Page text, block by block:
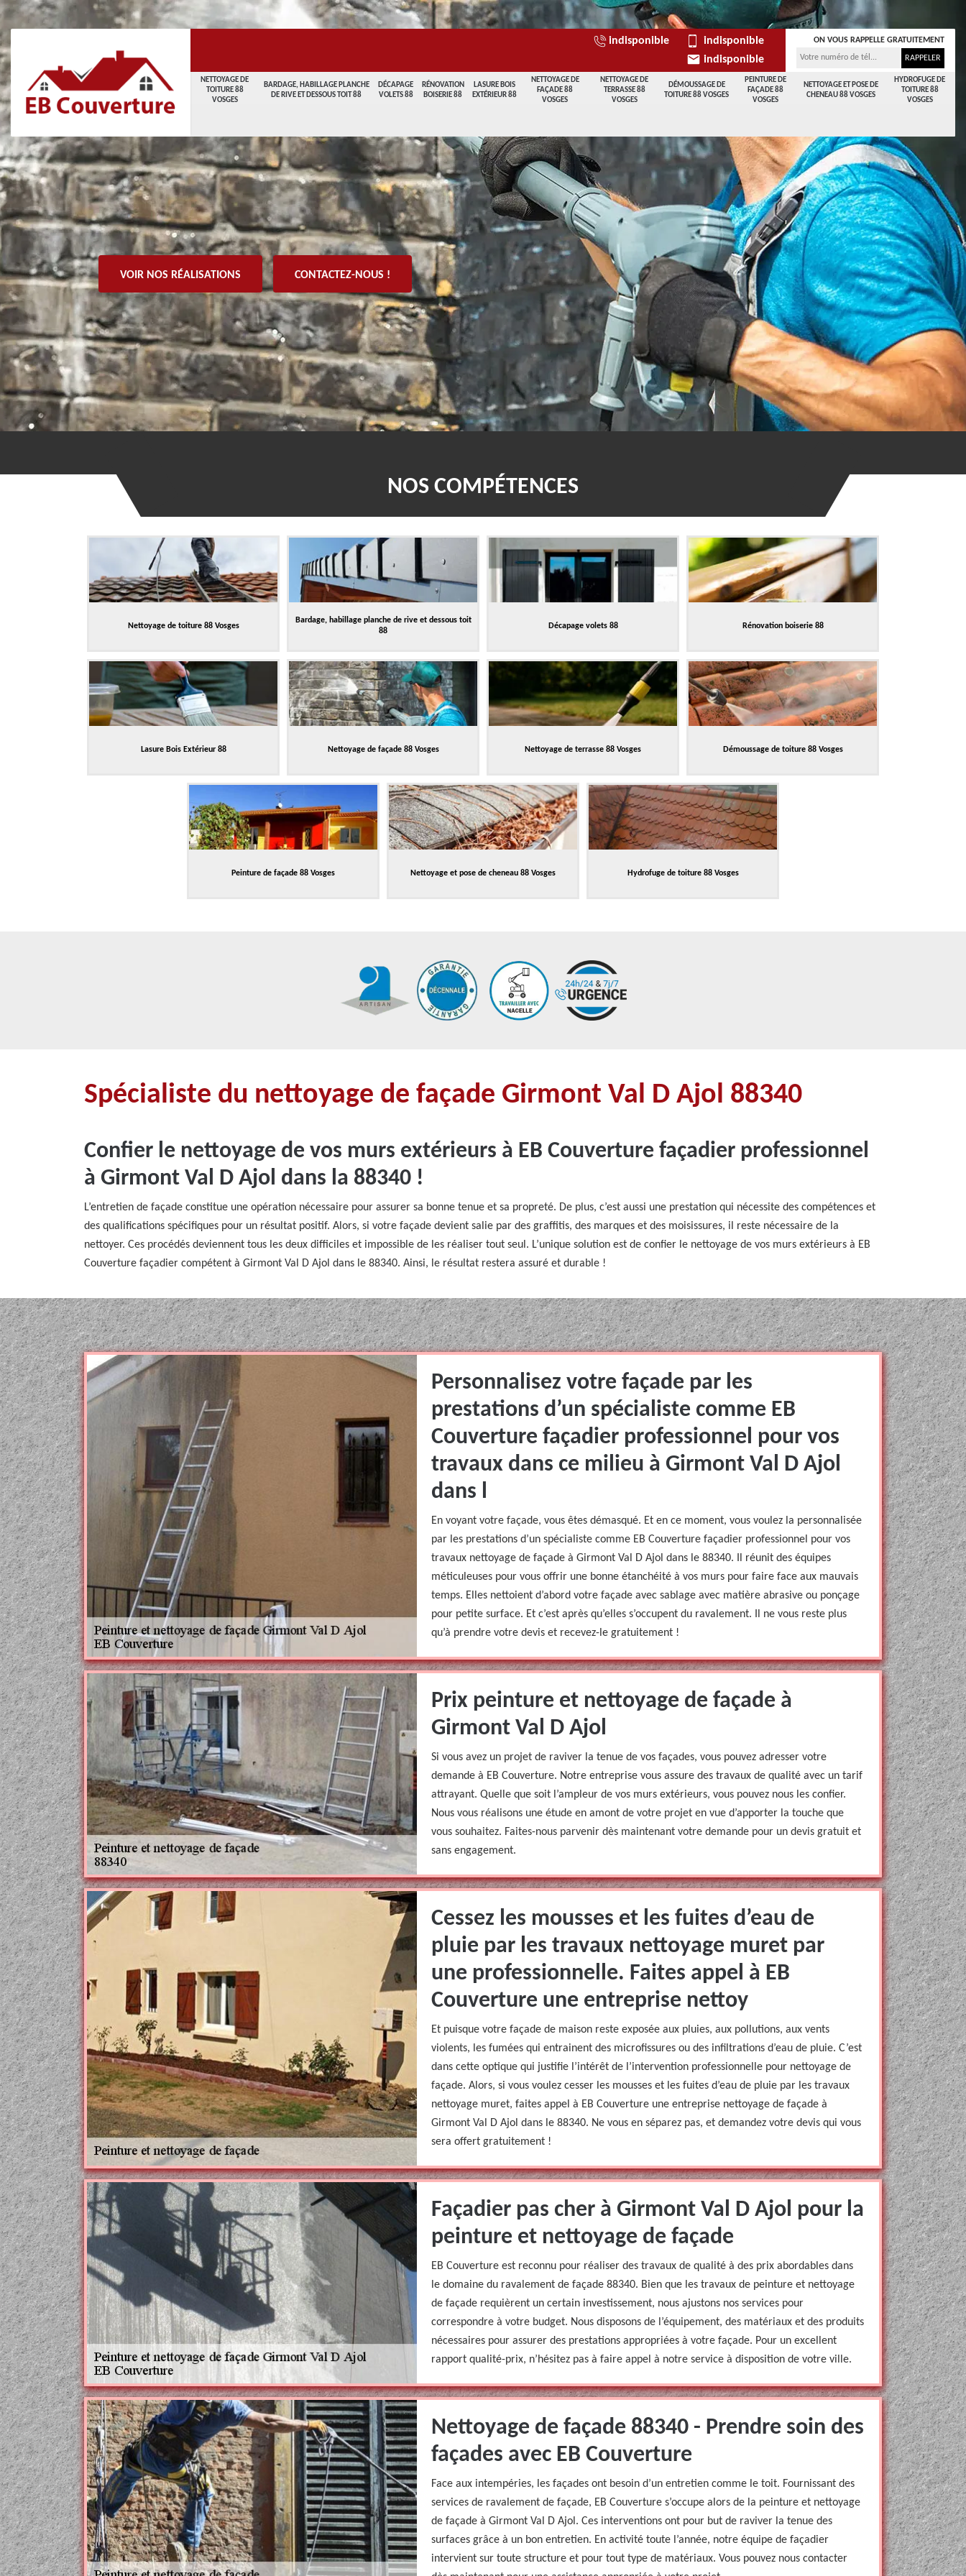
NETTOYAGE DE
TOITURE 88
VOSGES
BARDAGE, HABILLAGE PLANCHE
DE RIVE ET DESSOUS TOIT 88
DÉCAPAGE
VOLETS 88
RÉNOVATION
BOISERIE 88
LASURE BOIS
EXTÉRIEUR 88
NETTOYAGE DE
FAÇADE 88
VOSGES
NETTOYAGE DE
TERRASSE 88
VOSGES
DÉMOUSSAGE DE
TOITURE 88 VOSGES
PEINTURE DE
FAÇADE 88
VOSGES
NETTOYAGE ET POSE DE
CHENEAU 88 VOSGES
HYDROFUGE DE
TOITURE 88
VOSGES
indisponible
indisponible
indisponible
ON VOUS RAPPELLE GRATUITEMENT
VOIR NOS RÉALISATIONS CONTACTEZ-NOUS !
NOS COMPÉTENCES
Nettoyage de toiture 88 Vosges
Bardage, habillage planche de rive et dessous toit
88
Décapage volets 88 Rénovation boiserie 88
Lasure Bois Extérieur 88 Nettoyage de façade 88 Vosges Nettoyage de terrasse 88 Vosges Démoussage de toiture 88 Vosges
Peinture de façade 88 Vosges Nettoyage et pose de cheneau 88 Vosges Hydrofuge de toiture 88 Vosges
Spécialiste du nettoyage de façade Girmont Val D Ajol 88340
Confier le nettoyage de vos murs extérieurs à EB Couverture façadier professionnel
à Girmont Val D Ajol dans la 88340 !
L’entretien de façade constitue une opération nécessaire pour assurer sa bonne tenue et sa propreté. De plus, c’est aussi une prestation qui nécessite des compétences et
des qualifications spécifiques pour un résultat positif. Alors, si votre façade devient salie par des graffitis, des marques et des moisissures, il reste nécessaire de la
nettoyer. Ces procédés deviennent tous les deux difficiles et impossible de les réaliser tout seul. L’unique solution est de confier le nettoyage de vos murs extérieurs à EB
Couverture façadier compétent à Girmont Val D Ajol dans le 88340. Ainsi, le résultat restera assuré et durable !
Personnalisez votre façade par les
prestations d’un spécialiste comme EB
Couverture façadier professionnel pour vos
travaux dans ce milieu à Girmont Val D Ajol
dans l
En voyant votre façade, vous êtes démasqué. Et en ce moment, vous voulez la personnalisée
par les prestations d’un spécialiste comme EB Couverture façadier professionnel pour vos
travaux nettoyage de façade à Girmont Val D Ajol dans le 88340. Il réunit des équipes
méticuleuses pour vous offrir une bonne étanchéité à vos murs pour faire face aux mauvais
temps. Elles nettoient d’abord votre façade avec sablage avec matière abrasive ou ponçage
pour petite surface. Et c’est après qu’elles s’occupent du ravalement. Il ne vous reste plus
qu’à prendre votre devis et recevez-le gratuitement !
Prix peinture et nettoyage de façade à
Girmont Val D Ajol
Si vous avez un projet de raviver la tenue de vos façades, vous pouvez adresser votre
demande à EB Couverture. Notre entreprise vous assure des travaux de qualité avec un tarif
attrayant. Quelle que soit l’ampleur de vos murs extérieurs, vous pouvez nous les confier.
Nous vous réalisons une étude en amont de votre projet en vue d’apporter la touche que
vous souhaitez. Faites-nous parvenir dès maintenant votre demande pour un devis gratuit et
sans engagement.
Cessez les mousses et les fuites d’eau de
pluie par les travaux nettoyage muret par
une professionnelle. Faites appel à EB
Couverture une entreprise nettoy
Et puisque votre façade de maison reste exposée aux pluies, aux pollutions, aux vents
violents, les fumées qui entrainent des microfissures ou des infiltrations d’eau de pluie. C’est
dans cette optique qui justifie l’intérêt de l’intervention professionnelle pour nettoyage de
façade. Alors, si vous voulez cesser les mousses et les fuites d’eau de pluie par les travaux
nettoyage muret, faites appel à EB Couverture une entreprise nettoyage de façade à
Girmont Val D Ajol dans le 88340. Ne vous en séparez pas, et demandez votre devis qui vous
sera offert gratuitement !
Façadier pas cher à Girmont Val D Ajol pour la
peinture et nettoyage de façade
EB Couverture est reconnu pour réaliser des travaux de qualité à des prix abordables dans
le domaine du ravalement de façade 88340. Bien que les travaux de peinture et nettoyage
de façade requièrent un certain investissement, nous ajustons nos services pour
correspondre à votre budget. Nous disposons de l’équipement, des matériaux et des produits
nécessaires pour assurer des prestations appropriées à votre façade. Pour un excellent
rapport qualité-prix, n’hésitez pas à faire appel à notre service à disposition de votre ville.
Nettoyage de façade 88340 - Prendre soin des
façades avec EB Couverture
Face aux intempéries, les façades ont besoin d’un entretien comme le toit. Fournissant des
services de ravalement de façade, EB Couverture s’occupe alors de la peinture et nettoyage
de façade à Girmont Val D Ajol. Ces interventions ont pour but de raviver la tenue des
surfaces grâce à un bon entretien. En activité toute l’année, notre équipe de façadier
intervient sur toute structure et pour tout type de matériaux. Vous pouvez nous contacter